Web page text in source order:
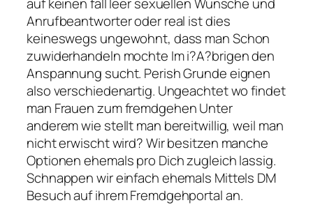
Anrufbeantworter oder real ist dies
keineswegs ungewohnt, dass man Schon
zuwiderhandeln mochte Im i?A?brigen den
Anspannung sucht. Perish Grunde eignen
also verschiedenartig. Ungeachtet wo findet
man Frauen zum fremdgehen Unter
anderem wie stellt man bereitwillig, weil man
nicht erwischt wird? Wir besitzen manche
Optionen ehemals pro Dich zugleich lassig.
Schnappen wir einfach ehemals Mittels DM
Besuch auf ihrem Fremdgehportal an.